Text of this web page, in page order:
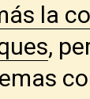
la
,